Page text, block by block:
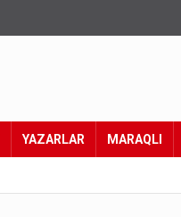
YAZARLAR MARAQLI